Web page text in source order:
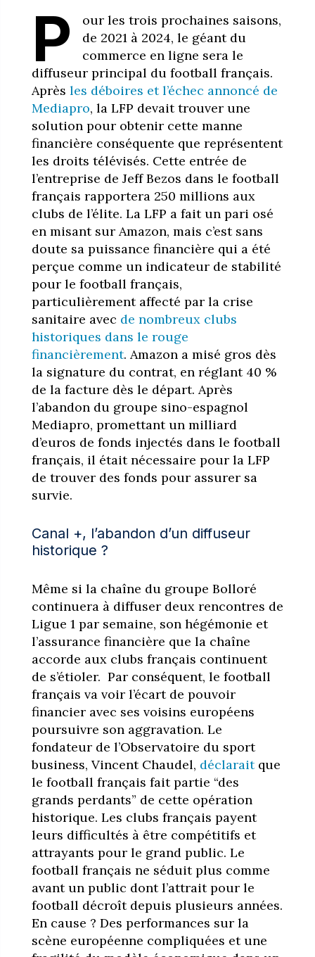
P
our les trois prochaines saisons,
de 2021 à 2024, le géant du
commerce en ligne sera le
diffuseur principal du football français.
Après les déboires et l’échec annoncé de
Mediapro, la LFP devait trouver une
solution pour obtenir cette manne
financière conséquente que représentent
les droits télévisés. Cette entrée de
l’entreprise de Jeff Bezos dans le football
français rapportera 250 millions aux
clubs de l’élite. La LFP a fait un pari osé
en misant sur Amazon, mais c’est sans
doute sa puissance financière qui a été
perçue comme un indicateur de stabilité
pour le football français,
particulièrement affecté par la crise
sanitaire avec de nombreux clubs
historiques dans le rouge
financièrement. Amazon a misé gros dès
la signature du contrat, en réglant 40 %
de la facture dès le départ. Après
l’abandon du groupe sino-espagnol
Mediapro, promettant un milliard
d’euros de fonds injectés dans le football
français, il était nécessaire pour la LFP
de trouver des fonds pour assurer sa
survie.
Canal +, l’abandon d’un diffuseur
historique ?
Même si la chaîne du groupe Bolloré
continuera à diffuser deux rencontres de
Ligue 1 par semaine, son hégémonie et
l’assurance financière que la chaîne
accorde aux clubs français continuent
de s’étioler. Par conséquent, le football
français va voir l’écart de pouvoir
financier avec ses voisins européens
poursuivre son aggravation. Le
fondateur de l’Observatoire du sport
business, Vincent Chaudel, déclaraitque
le football français fait partie “des
grands perdants” de cette opération
historique. Les clubs français payent
leurs difficultés à être compétitifs et
attrayants pour le grand public. Le
football français ne séduit plus comme
avant un public dont l’attrait pour le
football décroît depuis plusieurs années.
En cause ? Des performances sur la
scène européenne compliquées et une